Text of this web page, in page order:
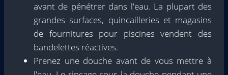
avant de pénétrer dans l'eau. La plupart des
grandes surfaces, quincailleries et magasins
de fournitures pour piscines vendent des
bandelettes réactives.
Prenez une douche avant de vous mettre à